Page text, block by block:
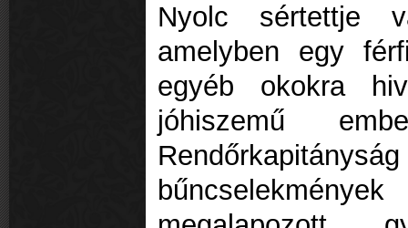
Nyolc sértettje
amelyben egy
egyéb okokra
jóhiszemű